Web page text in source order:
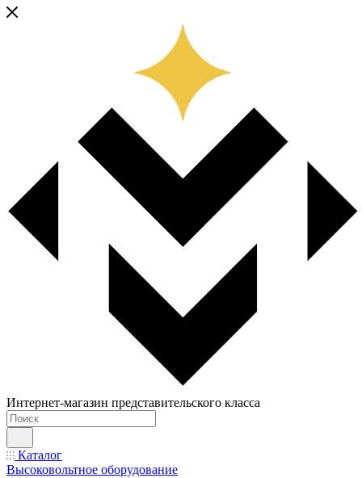
Интернет-магазин представительского класса
Каталог
Высоковольтное оборудование